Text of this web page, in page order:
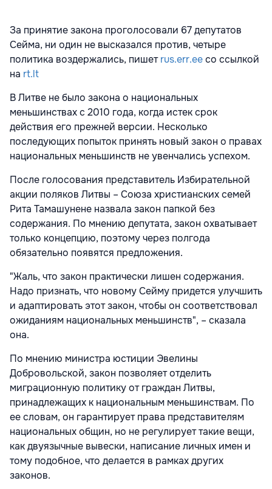
За принятие закона проголосовали 67 депутатов
Сейма, ни один не высказался против, четыре
политика воздержались, пишетrus.err.eeсо ссылкой
на rt.lt
В Литве не было закона о национальных
меньшинствах с 2010 года, когда истек срок
действия его прежней версии. Несколько
последующих попыток принять новый закон о правах
национальных меньшинств не увенчались успехом.
После голосования представитель Избирательной
акции поляков Литвы – Союза христианских семей
Рита Тамашунене назвала закон папкой без
содержания. По мнению депутата, закон охватывает
только концепцию, поэтому через полгода
обязательно появятся предложения.
"Жаль, что закон практически лишен содержания.
Надо признать, что новому Сейму придется улучшить
и адаптировать этот закон, чтобы он соответствовал
ожиданиям национальных меньшинств", – сказала
она.
По мнению министра юстиции Эвелины
Добровольской, закон позволяет отделить
миграционную политику от граждан Литвы,
принадлежащих к национальным меньшинствам. По
ее словам, он гарантирует права представителям
национальных общин, но не регулирует такие вещи,
как двуязычные вывески, написание личных имен и
тому подобное, что делается в рамках других
законов.